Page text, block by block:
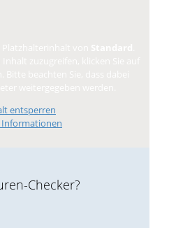
entsperren
Checker?